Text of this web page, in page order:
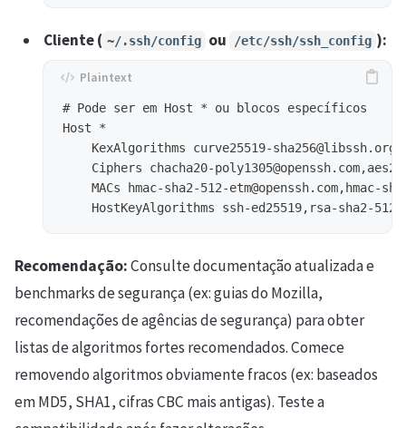
Cliente ( ~/.ssh/config ou /etc/ssh/ssh_config ):
# Pode ser em Host * ou blocos específicos
Host *
KexAlgorithms curve25519-
Ciphers chacha20-
MACs hmac-sha2-512-etm@openssh.com,hmac-
Recomendação:Consulte documentação atualizada e
benchmarks de segurança (ex: guias do Mozilla,
recomendações de agências de segurança) para obter
listas de algoritmos fortes recomendados. Comece
removendo algoritmos obviamente fracos (ex: baseados
em MD5, SHA1, cifras CBC mais antigas). Teste a